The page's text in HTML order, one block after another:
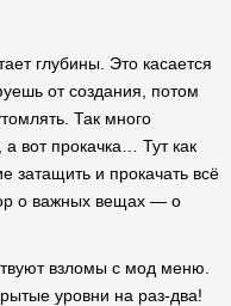
глубины. Это касается
от создания, потом
Так много
вот прокачка… Тут как
затащить и прокачать всё
о важных вещах — о
взломы с мод меню.
уровни на раз-два!